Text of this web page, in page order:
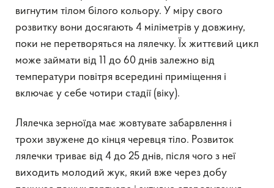
вигнутим тілом білого кольору. У міру свого
розвитку вони досягають 4 міліметрів у довжину,
поки не перетворяться на лялечку. Їх життєвий цикл
може займати від 11 до 60 днів залежно від
температури повітря всередині приміщення і
включає у себе чотири стадії (віку).
Лялечка зерноїда має жовтувате забарвлення і
трохи звужене до кінця черевця тіло. Розвиток
лялечки триває від 4 до 25 днів, після чого з неї
виходить молодий жук, який вже через добу